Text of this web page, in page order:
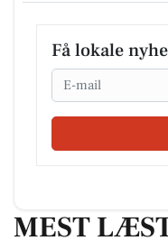
Få lokale
Email
MEST